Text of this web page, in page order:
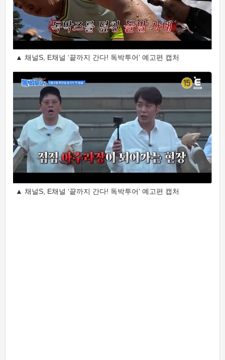
▲ 채널S, E채널 ‘끝까지 간다! 독박투어’ 예고편 캡처
▲ 채널S, E채널 ‘끝까지 간다! 독박투어’ 예고편 캡처